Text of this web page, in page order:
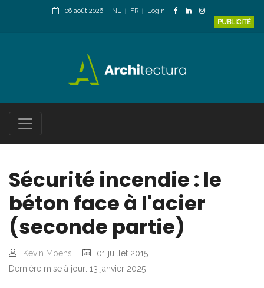
06 août 2026 NL FR
Login
PUBLICITÉ
Sécurité incendie : le
béton face à l'acier
(seconde partie)
Kevin Moens
01 juillet 2015
Dernière mise à jour: 13 janvier 2025